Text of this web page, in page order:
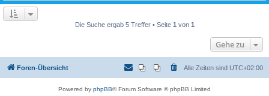
Die Suche ergab 5 Treffer • Seite 1 von 1
Gehe zu
Foren-Übersicht Alle Zeiten sind UTC+02:00
Powered by phpBB® Forum Software © phpBB Limited